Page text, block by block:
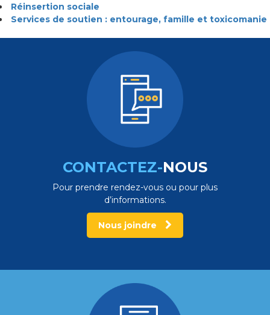
Réinsertion sociale
Services de soutien : entourage, famille et toxicomanie
CONTACTEZ-NOUS
Pour prendre rendez-vous ou pour plus
d’informations.
Nous joindre